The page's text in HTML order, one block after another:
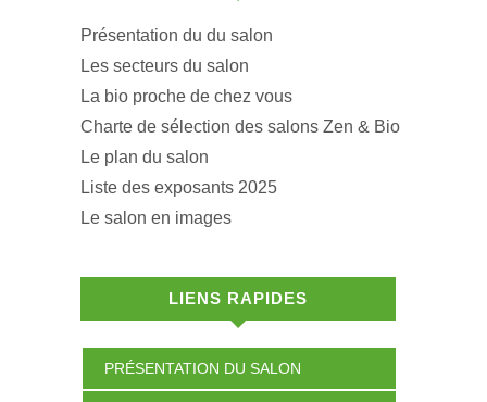
Présentation du du salon
Les secteurs du salon
La bio proche de chez vous
Charte de sélection des salons Zen & Bio
Le plan du salon
Liste des exposants 2025
Le salon en images
LIENS RAPIDES
PRÉSENTATION DU SALON